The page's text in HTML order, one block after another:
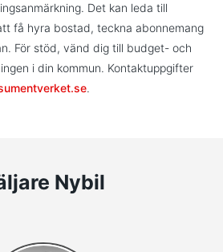
Det kan leda till
få hyra bostad, teckna abonnemang
För stöd, vänd dig till budget- och
i din kommun. Kontaktuppgifter
.
Nybil